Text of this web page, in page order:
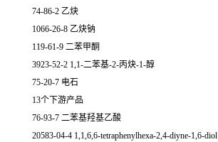
74-86-2 乙炔
1066-26-8 乙炔钠
119-61-9 二苯甲酮
3923-52-2 1,1-二苯基-2-丙炔-1-醇
75-20-7 电石
13个下游产品
76-93-7 二苯基羟基乙酸
20583-04-4 1,1,6,6-tetraphenylhexa-2,4-diyne-1,6-diol